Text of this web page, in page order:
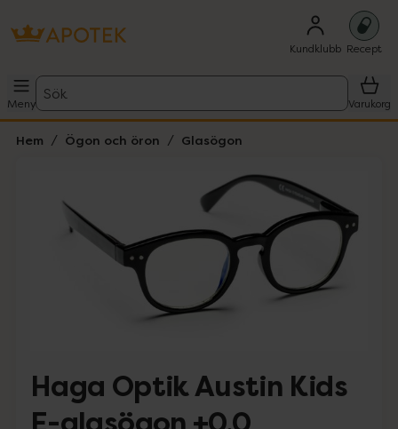
Kundklubb Recept
Meny
Sök
Varukorg
Hem Ögon och öron Glasögon
Lista: . Innehåller 1 objekt.
Haga Optik Austin Kids